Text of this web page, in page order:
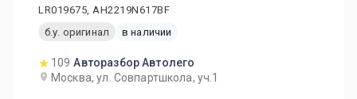
LR019675, AH2219N617BF
б.у. оригинал
в наличии
109 Авторазбор Автолего
Москва, ул. Совпартшкола, уч.1